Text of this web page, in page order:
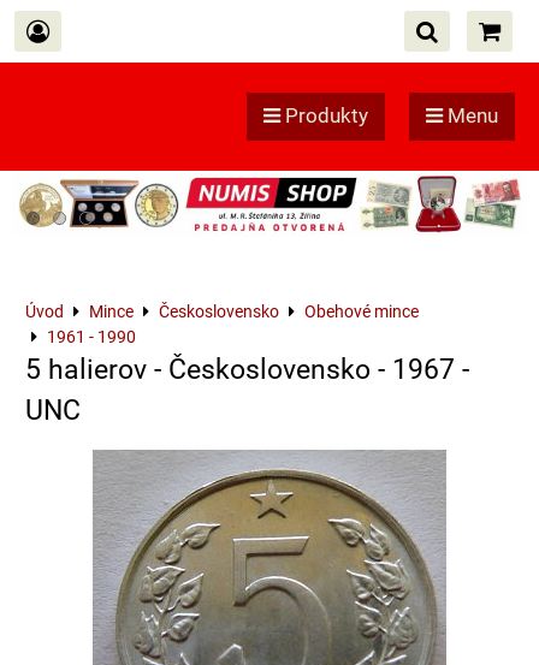
Produkty Menu
Úvod Mince Československo
Obehové mince
1961 - 1990
5 halierov - Československo - 1967 -
UNC